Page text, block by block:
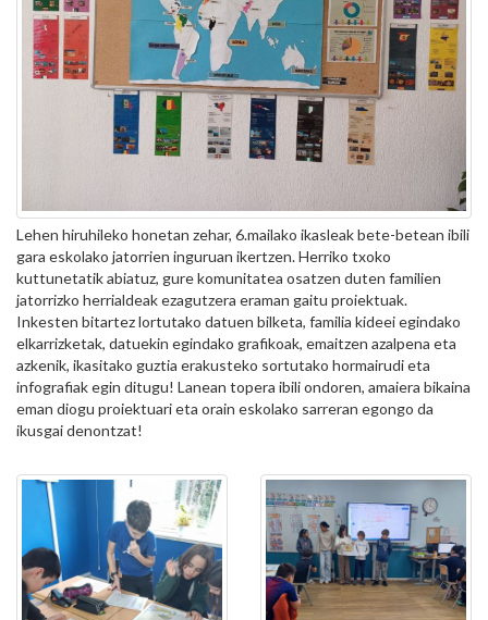
Lehen hiruhileko honetan zehar, 6.mailako ikasleak bete-betean ibili
gara eskolako jatorrien inguruan ikertzen. Herriko txoko
kuttunetatik abiatuz, gure komunitatea osatzen duten familien
jatorrizko herrialdeak ezagutzera eraman gaitu proiektuak.
Inkesten bitartez lortutako datuen bilketa, familia kideei egindako
elkarrizketak, datuekin egindako grafikoak, emaitzen azalpena eta
azkenik, ikasitako guztia erakusteko sortutako hormairudi eta
infografiak egin ditugu! Lanean topera ibili ondoren, amaiera bikaina
eman diogu proiektuari eta orain eskolako sarreran egongo da
ikusgai denontzat!